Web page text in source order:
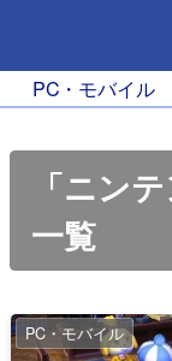
PC・モバイル
「ニン
一覧
PC・モバイル